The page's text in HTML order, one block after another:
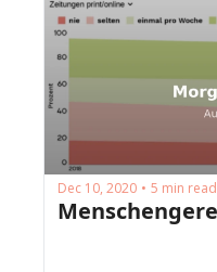
Dec 10, 2020 • 5 min read